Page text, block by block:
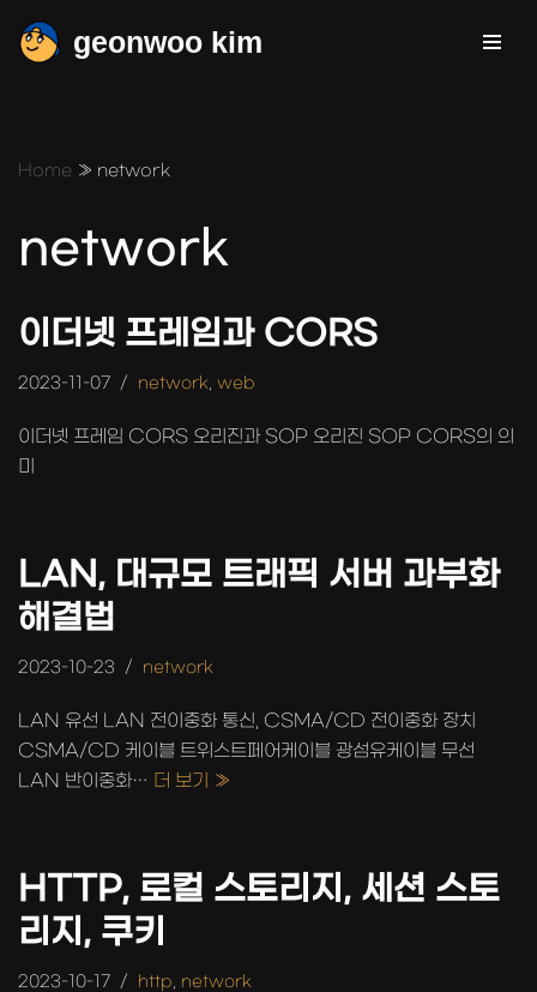
콘
뛰
geonwoo kim
Home » network
network
이더넷 프레임과 CORS
2023-11-07 network, web
이더넷 프레임 CORS 오리진과 SOP 오리진 SOP CORS의 의
미
LAN, 대규모 트래픽 서버 과부화
해결법
2023-10-23 network
LAN 유선 LAN 전이중화 통신, CSMA/CD 전이중화 장치
CSMA/CD 케이블 트위스트페어케이블 광섬유케이블 무선
LAN 반이중화… 더 보기 »
HTTP, 로컬 스토리지, 세션 스토
리지, 쿠키
2023-10-17 http, network